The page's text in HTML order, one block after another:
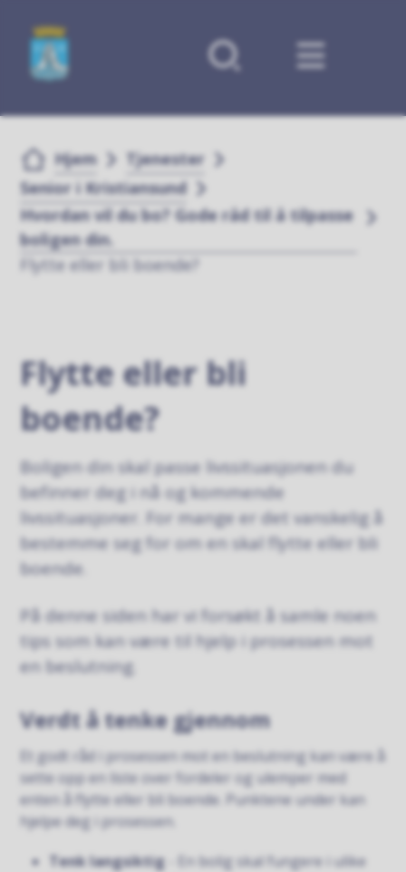
Forsiden
Du er her:
Hjem
Tjenester
Senior i Kristiansund
Hvordan vil du bo? Gode råd til å tilpasse
boligen din.
Flytte eller bli boende?
Flytte eller bli
boende?
Boligen din skal passe livssituasjonen du
befinner deg i nå og kommende
livssituasjoner. For mange er det vanskelig å
bestemme seg for om en skal flytte eller bli
boende.
På denne siden har vi forsøkt å samle noen
tips som kan være til hjelp i prosessen mot
en beslutning.
Verdt å tenke gjennom
Et godt råd i prosessen mot en beslutning kan være å
sette opp en liste over fordeler og ulemper med
enten å flytte eller bli boende. Punktene under kan
hjelpe deg i prosessen.
Tenk langsiktig - En bolig skal fungere i ulike